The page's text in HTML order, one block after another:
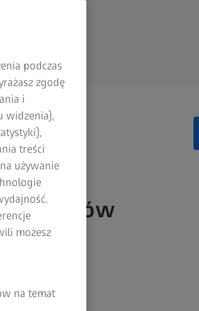
podczas
zgodę
i
widzenia),
treści
używanie
możesz
na temat